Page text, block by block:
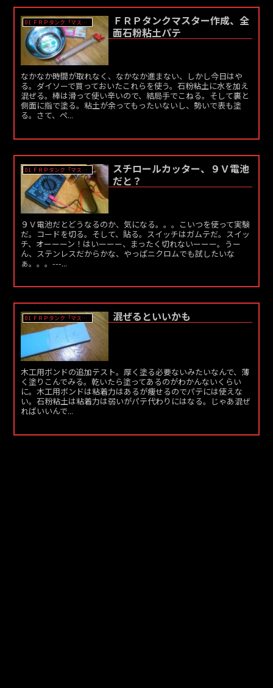
01 ＦＲＰタンク「マスター」作成
ＦＲＰタンクマスター作成、全
面石粉粘土パテ
なかなか時間が取れなく、なかなか進まない、しかし今日はや
る。ダイソーで買っておいたこれらを使う。石粉粘土に水を加え
混ぜる。棒は滑って使い辛いので、結局手でこねる。そして裏と
側面に指で塗る。粘土が余ってもったいないし、勢いで表も塗
る。さて、ペ...
01 ＦＲＰタンク「マスター」作成
スチロールカッター、９Ｖ電池
だと？
９Ｖ電池だとどうなるのか、気になる。。。こいつを使って実験
だ。コードを切る。そして、貼る。スイッチはガムテだ。スイッ
チ、オーーーン！はいーーー、まったく切れないーーー。うー
ん、ステンレスだからかな、やっぱニクロムでも試したいな
ぁ。。。---...
01 ＦＲＰタンク「マスター」作成 混ぜるといいかも
木工用ボンドの追加テスト。厚く塗る必要ないみたいなんで、薄
く塗りこんでみる。乾いたら塗ってあるのがわかんないくらい
に。木工用ボンドは粘着力はあるが痩せるのでパテには使えな
い。石粉粘土は粘着力は弱いがパテ代わりにはなる。じゃあ混ぜ
ればいいんで...